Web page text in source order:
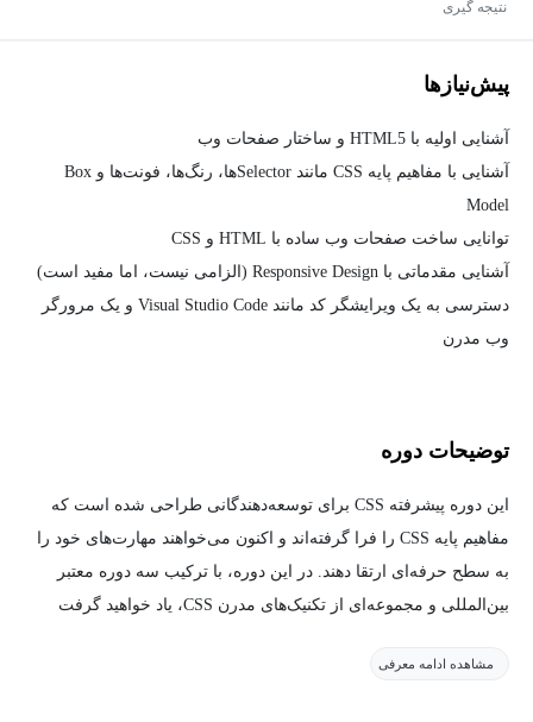
نتیجه گیری
پیش‌نیاز‌ها
آشنایی اولیه با HTML5 و ساختار صفحات وب
آشنایی با مفاهیم پایه CSS مانند Selectorها، رنگ‌ها، فونت‌ها و Box
Model
توانایی ساخت صفحات وب ساده با HTML و CSS
آشنایی مقدماتی با Responsive Design (الزامی نیست، اما مفید است)
دسترسی به یک ویرایشگر کد مانند Visual Studio Code و یک مرورگر
وب مدرن
توضیحات دوره
این دوره پیشرفته CSS برای توسعه‌دهندگانی طراحی شده است که
مفاهیم پایه CSS را فرا گرفته‌اند و اکنون می‌خواهند مهارت‌های خود را
به سطح حرفه‌ای ارتقا دهند. در این دوره، با ترکیب سه دوره معتبر
بین‌المللی و مجموعه‌ای از تکنیک‌های مدرن CSS، یاد خواهید گرفت
اینکه وابستگی زیادی به JavaScript داشته باشید.
مشاهده ادامه معرفی